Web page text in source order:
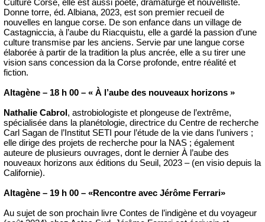
Culture Corse, elle est aussi poète, dramaturge et nouvelliste.
Donne torre, éd. Albiana, 2023, est son premier recueil de
nouvelles en langue corse. De son enfance dans un village de
Castagniccia, à l’aube du Riacquistu, elle a gardé la passion d’une
culture transmise par les anciens. Servie par une langue corse
élaborée à partir de la tradition la plus ancrée, elle a su tirer une
vision sans concession da la Corse profonde, entre réalité et
fiction.
Altagène – 18 h 00 – « À l’aube des nouveaux horizons »
Nathalie Cabrol, astrobiologiste et plongeuse de l’extrême,
spécialisée dans la planétologie, directrice du Centre de recherche
Carl Sagan de l’Institut SETI pour l’étude de la vie dans l’univers ;
elle dirige des projets de recherche pour la NAS ; également
auteure de plusieurs ouvrages, dont le dernier À l’aube des
nouveaux horizons aux éditions du Seuil, 2023 – (en visio depuis la
Californie).
Altagène – 19 h 00 – «Rencontre avec Jérôme Ferrari»
Au sujet de son prochain livre Contes de l’indigène et du voyageur